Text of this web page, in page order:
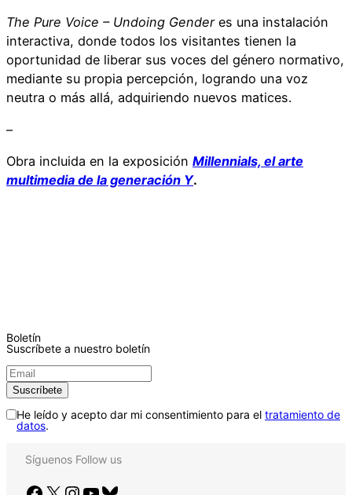
The Pure Voice – Undoing Genderes una instalación
interactiva, donde todos los visitantes tienen la
oportunidad de liberar sus voces del género normativo,
mediante su propia percepción, logrando una voz
neutra o más allá, adquiriendo nuevos matices.
–
Obra incluida en la exposición Millennials, el arte
multimedia de la generación Y.
Boletín
Suscríbete a nuestro boletín
He leído y acepto dar mi consentimiento para el tratamiento de
datos.
Síguenos Follow us